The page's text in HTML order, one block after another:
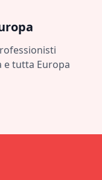
e tutta Europa